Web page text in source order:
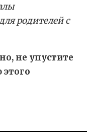
родителей с
не упустите